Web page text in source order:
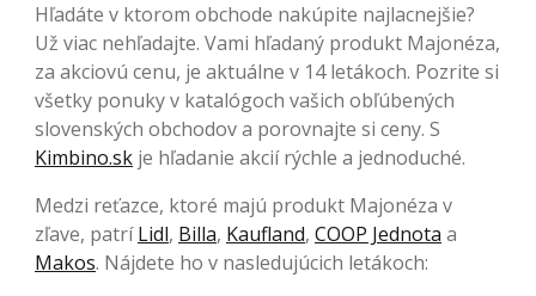
Hľadáte v ktorom obchode nakúpite najlacnejšie?
Už viac nehľadajte. Vami hľadaný produkt Majonéza,
za akciovú cenu, je aktuálne v 14 letákoch. Pozrite si
všetky ponuky v katalógoch vašich obľúbených
slovenských obchodov a porovnajte si ceny. S
Kimbino.sk je hľadanie akcií rýchle a jednoduché.
Medzi reťazce, ktoré majú produkt Majonéza v
zľave, patríLidl, Billa, Kaufland, COOP Jednota a
Makos. Nájdete ho v nasledujúcich letákoch: